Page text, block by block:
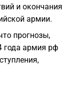
и окончания
армии.
прогнозы,
года армия рф